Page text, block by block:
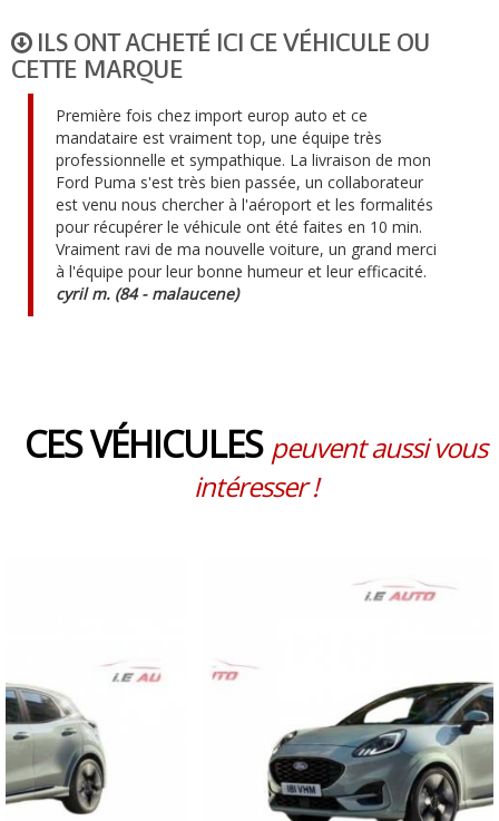
ILS ONT ACHETÉ ICI CE VÉHICULE OU
CETTE MARQUE
Première fois chez import europ auto et ce
mandataire est vraiment top, une équipe très
professionnelle et sympathique. La livraison de mon
Ford Puma s'est très bien passée, un collaborateur
est venu nous chercher à l'aéroport et les formalités
pour récupérer le véhicule ont été faites en 10 min.
Vraiment ravi de ma nouvelle voiture, un grand merci
à l'équipe pour leur bonne humeur et leur efficacité.
cyril m. (84 - malaucene)
CES VÉHICULES peuvent aussi vous
intéresser !